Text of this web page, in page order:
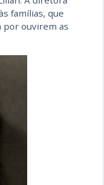
famílias, que
por ouvirem as